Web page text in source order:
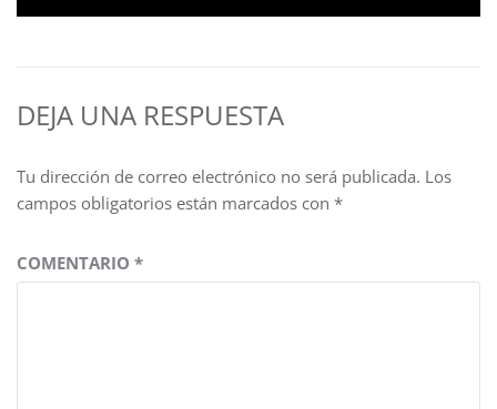
siguiente:
DEJA UNA RESPUESTA
Tu dirección de correo electrónico no será publicada. Los
campos obligatorios están marcados con *
COMENTARIO *